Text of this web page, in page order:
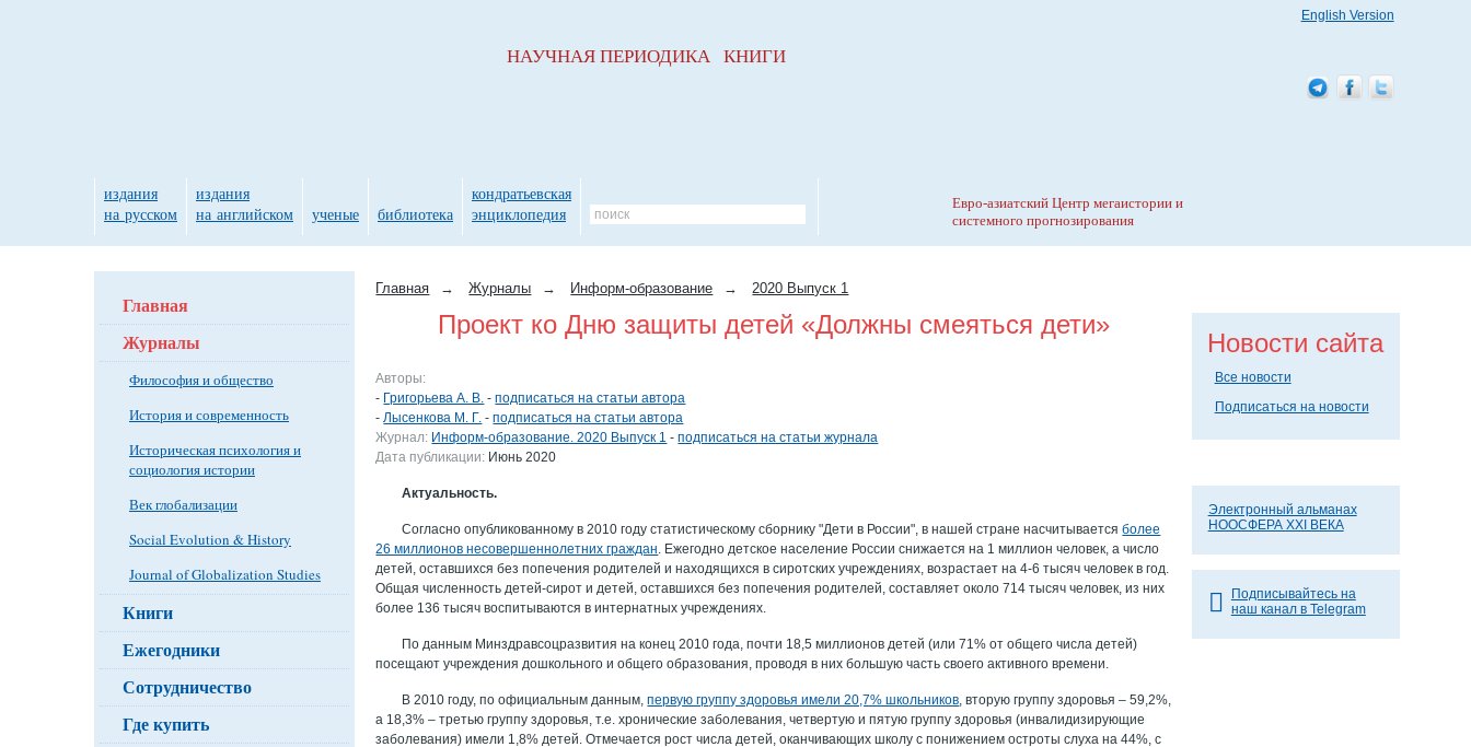
Главная → Журналы → Информ-образование → 2020 Выпуск 1
Проект ко Дню защиты детей «Должны смеяться дети»
Авторы:
- Григорьева А. В. -подписаться на статьи автора
-Лысенкова М. Г. -подписаться на статьи автора
Журнал: Информ-образование. 2020 Выпуск 1 -подписаться на статьи журнала
Дата публикации: Июнь 2020
Актуальность.
Согласно опубликованному в 2010 году статистическому сборнику "Дети в России", в нашей стране насчитываетсяболее
26 миллионов несовершеннолетних граждан. Ежегодно детское население России снижается на 1 миллион человек, а число
детей, оставшихся без попечения родителей и находящихся в сиротских учреждениях, возрастает на 4‑6 тысяч человек в год.
Общая численность детей‑сирот и детей, оставшихся без попечения родителей, составляет около 714 тысяч человек, из них
более 136 тысяч воспитываются в интернатных учреждениях.
По данным Минздравсоцразвития на конец 2010 года, почти 18,5 миллионов детей (или 71% от общего числа детей)
посещают учреждения дошкольного и общего образования, проводя в них большую часть своего активного времени.
В 2010 году, по официальным данным,первую группу здоровья имели 20,7% школьников, вторую группу здоровья – 59,2%,
а 18,3% – третью группу здоровья, т.е. хронические заболевания, четвертую и пятую группу здоровья (инвалидизирующие
заболевания) имели 1,8% детей. Отмечается рост числа детей, оканчивающих школу с понижением остроты слуха на 44%, с
Главная
Журналы
Философия и общество
История и современность
Историческая психология и
социология истории
Век глобализации
Social Evolution & History
Journal of Globalization Studies
Книги
Ежегодники
Сотрудничество
Где купить
Новости сайта
Все новости
Подписаться на новости
Электронный альманах
НООСФЕРА XXI ВЕКА
Подписывайтесь на
наш канал в Telegram
НАУЧНАЯ ПЕРИОДИКА КНИГИ
издания
на русском
издания
на английском
ученые библиотека
кондратьевская
энциклопедия
Евро-азиатский Центр мегаистории и
системного прогнозирования
English Version